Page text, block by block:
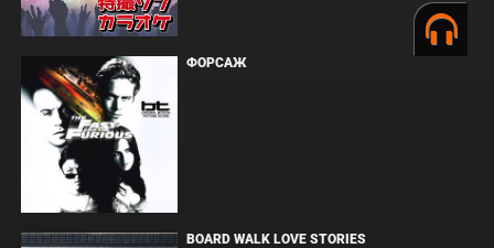
ФОРСАЖ
BOARD WALK LOVE STORIES